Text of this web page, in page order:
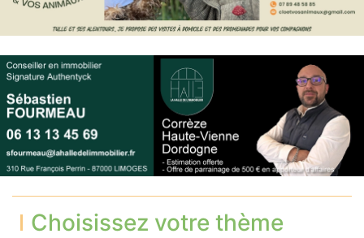
Choisissez votre thème